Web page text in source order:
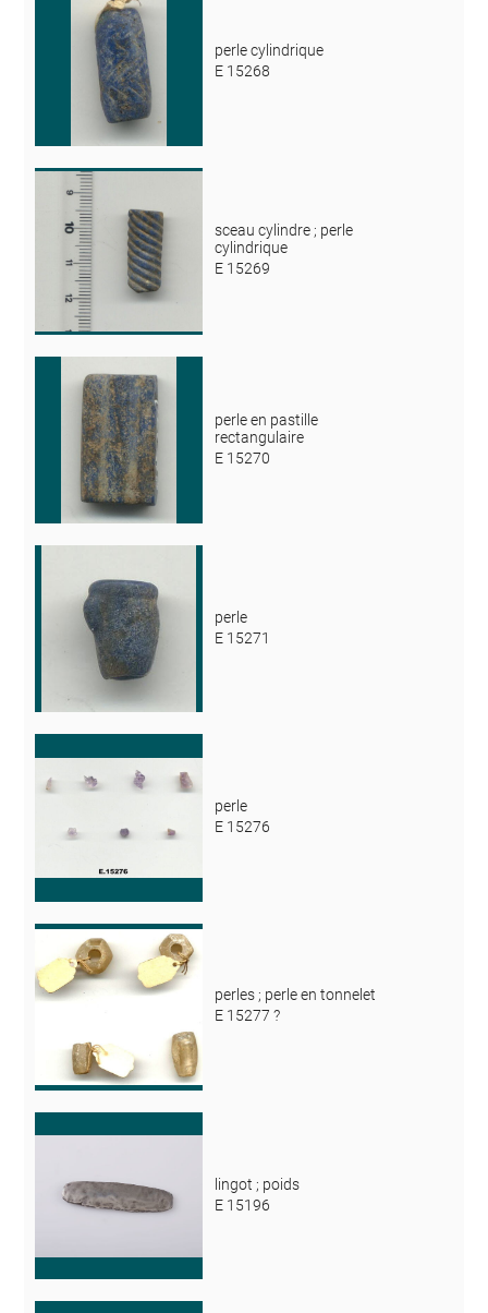
perle cylindrique
E 15268
sceau cylindre ; perle
cylindrique
E 15269
perle en pastille
rectangulaire
E 15270
perle
E 15271
perle
E 15276
perles ; perle en tonnelet
E 15277 ?
lingot ; poids
E 15196